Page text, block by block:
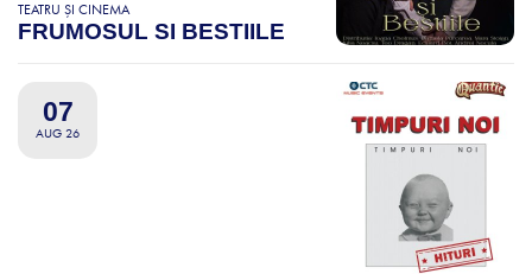
TEATRU ȘI CINEMA
FRUMOSUL SI BESTIILE
07
AUG 26